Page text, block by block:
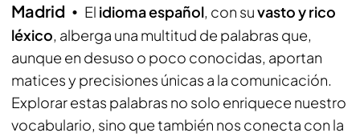
Madrid El idioma español, con suvasto y rico
léxico, alberga una multitud de palabras que,
aunque en desuso o poco conocidas, aportan
matices y precisiones únicas a la comunicación.
Explorar estas palabras no solo enriquece nuestro
vocabulario, sino que también nos conecta con la